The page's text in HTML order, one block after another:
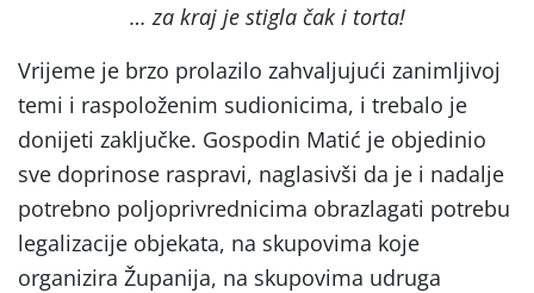
… za kraj je stigla čak i torta!
Vrijeme je brzo prolazilo zahvaljujući zanimljivoj
temi i raspoloženim sudionicima, i trebalo je
donijeti zaključke. Gospodin Matić je objedinio
sve doprinose raspravi, naglasivši da je i nadalje
potrebno poljoprivrednicima obrazlagati potrebu
legalizacije objekata, na skupovima koje
organizira Županija, na skupovima udruga